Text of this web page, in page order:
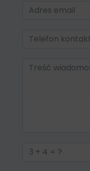
Email
Telefon
kontaktowy
Treść
wiadomości